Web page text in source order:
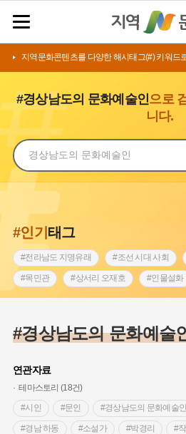
지역문화콘텐츠를 다양한 해시태그(#) 키워드
#경상남도의 문화예술인으로
니다.
#인기 태그
#전라남도 지명유래 #조선 시대 사회
#목민관 #상서리 오재호 #인물설화
#허준 #바위설화 #원호원두표묘역
#끈기 #종로구 #항일투쟁 #강
#조선역사 #성곽 #용인의 전설
#김마리아 #박물관 #바보온달
#경상남도의 문화예술
연관자료
테마스토리 (18건)
#시인
#문인 #경상남도의 문화예술인
#경남 하동 #소설가 #박경리 #